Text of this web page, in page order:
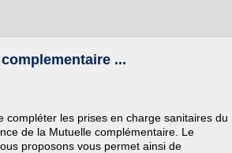
...
les prises en charge sanitaires du
de la Mutuelle complémentaire. Le
proposons vous permet ainsi de